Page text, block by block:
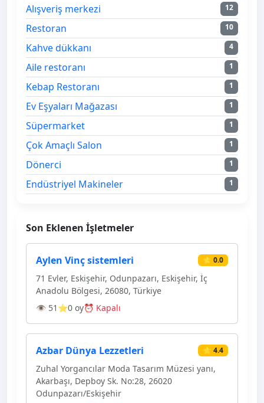
Alışveriş merkezi 12
Restoran 10
Kahve dükkanı 4
Aile restoranı 1
Kebap Restoranı 1
Ev Eşyaları Mağazası 1
Süpermarket 1
Çok Amaçlı Salon 1
Dönerci 1
Endüstriyel Makineler 1
Son Eklenen İşletmeler
Aylen Vinç sistemleri ⭐ 0.0
71 Evler, Eskişehir, Odunpazarı, Eskişehir, İç
Anadolu Bölgesi, 26080, Türkiye
👁 51 ⭐0 oy⏰ Kapalı
Azbar Dünya Lezzetleri ⭐ 4.4
Zuhal Yorgancılar Moda Tasarım Müzesi yanı,
Akarbaşı, Depboy Sk. No:28, 26020
Odunpazarı/Eskişehir